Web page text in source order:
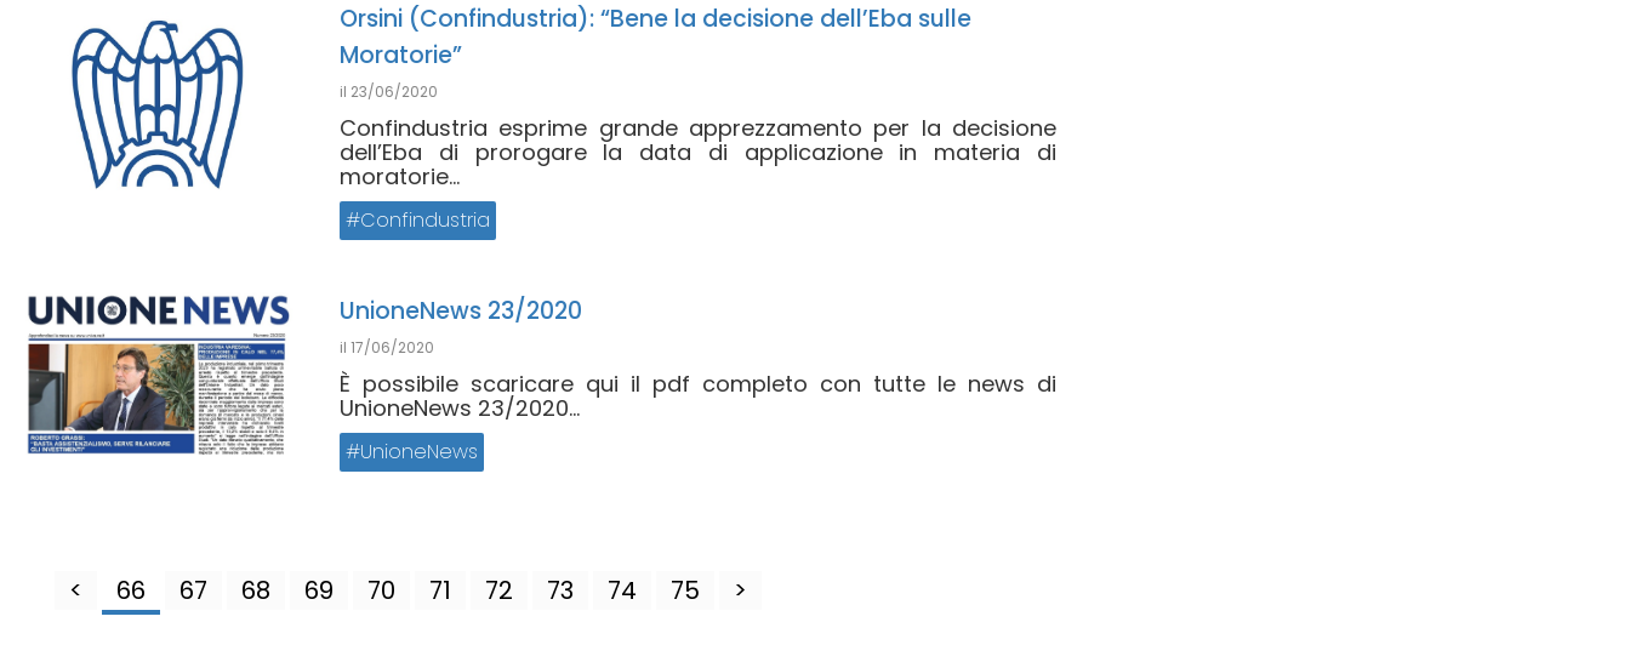
Orsini (Confindustria): “Bene la decisione dell’Eba sulle
Moratorie”
il 23/06/2020
Confindustria esprime grande apprezzamento per la decisione
dell’Eba di prorogare la data di applicazione in materia di
moratorie...
Confindustria
UnioneNews 23/2020
il 17/06/2020
È possibile scaricare qui il pdf completo con tutte le news di
UnioneNews 23/2020...
UnioneNews
< 66 67 68 69 70 71 72 73 74 75 >